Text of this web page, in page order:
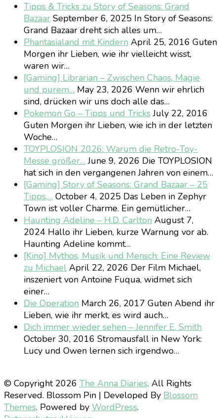
Tipps & Tricks zu Story of Seasons: Grand
Bazaar September 6, 2025 In Story of Seasons:
Grand Bazaar dreht sich alles um…
Phantasialand mit Kindern April 25, 2016 Guten
Morgen ihr Lieben, wie ihr vielleicht wisst,
waren wir…
[Gaming] Librarian – Zwischen Chaos, Magie
und purem… May 23, 2026 Wenn wir ehrlich
sind, drücken wir uns doch alle das…
Pokemon Go – Tipps und TricksJuly 22, 2016
Guten Morgen ihr Lieben, wie ich in der letzten
Woche…
TOYPLOSION 2026: Warum die Retro-Toy-
Messe größer… June 9, 2026 Die TOYPLOSION
hat sich in den vergangenen Jahren von einem…
[Gaming] Story of Seasons: Grand Bazaar – 25
Tipps,… October 4, 2025 Das Leben in Zephyr
Town ist voller Charme. Ein gemütlicher…
Haunting Adeline – H.D. Carlton August 7,
2024 Hallo ihr Lieben, kurze Warnung vor ab.
Haunting Adeline kommt…
[Kino] Mythos, Musik und Mensch: Eine Review
zu Michael April 22, 2026 Der Film Michael,
inszeniert von Antoine Fuqua, widmet sich
einer…
Die Operation March 26, 2017 Guten Abend ihr
Lieben, wie ihr merkt, es wird auch…
Dich immer wieder sehen – Jennifer E. Smith
October 30, 2016 Stromausfall in New York:
Lucy und Owen lernen sich irgendwo…
© Copyright 2026 The Anna Diaries. All Rights
Reserved. Blossom Pin | Developed By Blossom
Themes. Powered by WordPress.